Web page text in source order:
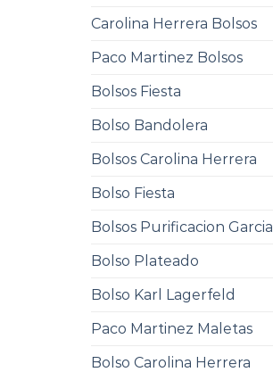
Carolina Herrera Bolsos
Paco Martinez Bolsos
Bolsos Fiesta
Bolso Bandolera
Bolsos Carolina Herrera
Bolso Fiesta
Bolsos Purificacion Garcia
Bolso Plateado
Bolso Karl Lagerfeld
Paco Martinez Maletas
Bolso Carolina Herrera